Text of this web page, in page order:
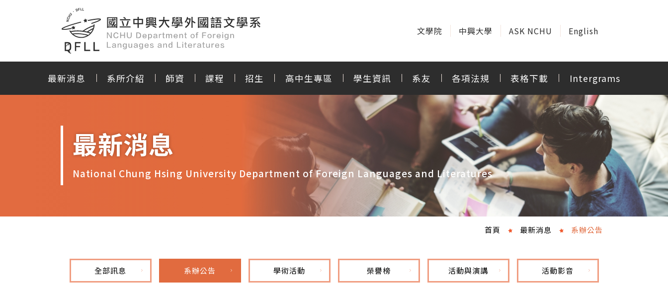
文學院 中興大學 ASK NCHU English
最新消息 系所介紹 師資 課程 招生 高中生專區 學生資訊 系友 各項法規 表格下載 Intergrams
最新消息
National Chung Hsing University Department of Foreign Languages and Literatures
首頁 最新消息 系辦公告
全部訊息 系辦公告 學術活動 榮譽榜 活動與演講 活動影音